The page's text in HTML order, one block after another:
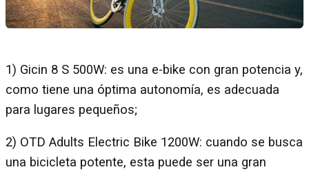
1) Gicin 8 S 500W: es una e-bike con gran potencia y,
como tiene una óptima autonomía, es adecuada
para lugares pequeños;
2) OTD Adults Electric Bike 1200W: cuando se busca
una bicicleta potente, esta puede ser una gran